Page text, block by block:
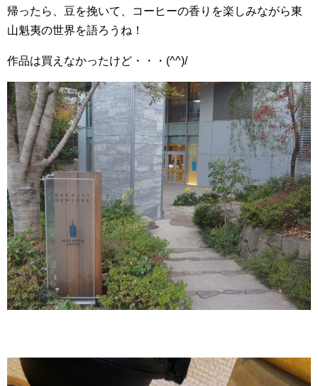
帰ったら、豆を挽いて、コーヒーの香りを楽しみながら東
山魁夷の世界を語ろうね！
作品は買えなかったけど・・・(^^)/